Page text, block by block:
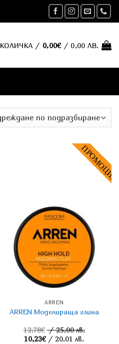
КОЛИЧКА / 0,00€/ 0,00 ЛВ.
ARREN
ARREN Моделираща глина
12,78€ / 25,00 лв.
Original
10,23€/ 20,01 лв.